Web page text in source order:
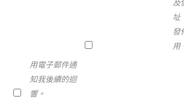
及
址
發
用
用電子郵件通
知我後續的迴
響。